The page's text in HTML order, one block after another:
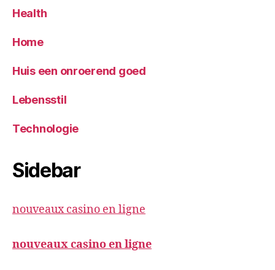
Health
Home
Huis een onroerend goed
Lebensstil
Technologie
Sidebar
nouveaux casino en ligne
nouveaux casino en ligne